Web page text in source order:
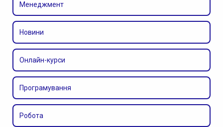
Менеджмент
Новини
Онлайн-курси
Програмування
Робота